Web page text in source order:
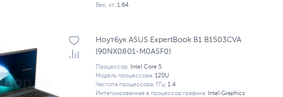
Вес, кг: 1.64
Ноутбук ASUS ExpertBook B1 B1503CVA
(90NX0801-M0ASF0)
Процессор:
Intel Core 5
Модель процессора: 120U
Частота процессора, ГГц: 1.4
Интегрированная в процессор графика:
Intel Graphics